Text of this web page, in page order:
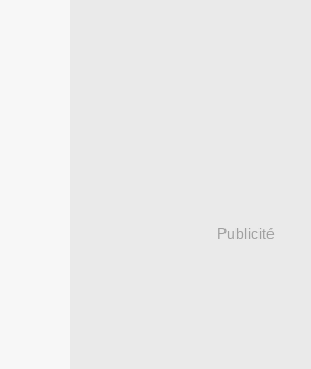
Publicité